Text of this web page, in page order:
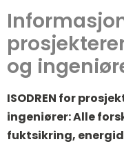
og
ISODREN for
ingeniører: Alle
fuktsikring,